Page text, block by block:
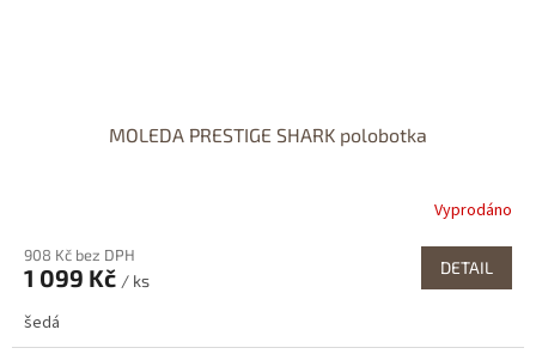
MOLEDA PRESTIGE SHARK polobotka
Vyprodáno
908 Kč bez DPH
1 099 Kč / ks
DETAIL
šedá